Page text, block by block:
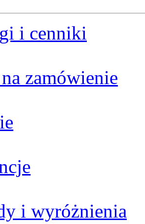
i cenniki
zamówienie
i wyróżnienia